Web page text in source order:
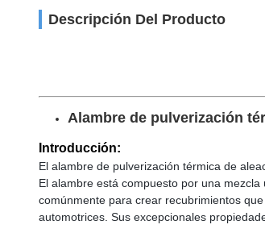
Descripción Del Producto
Alambre de pulverización
Introducción:
El alambre de pulverización térmica de
El alambre está compuesto por una
comúnmente para crear recubrimientos
automotrices. Sus excepcionales